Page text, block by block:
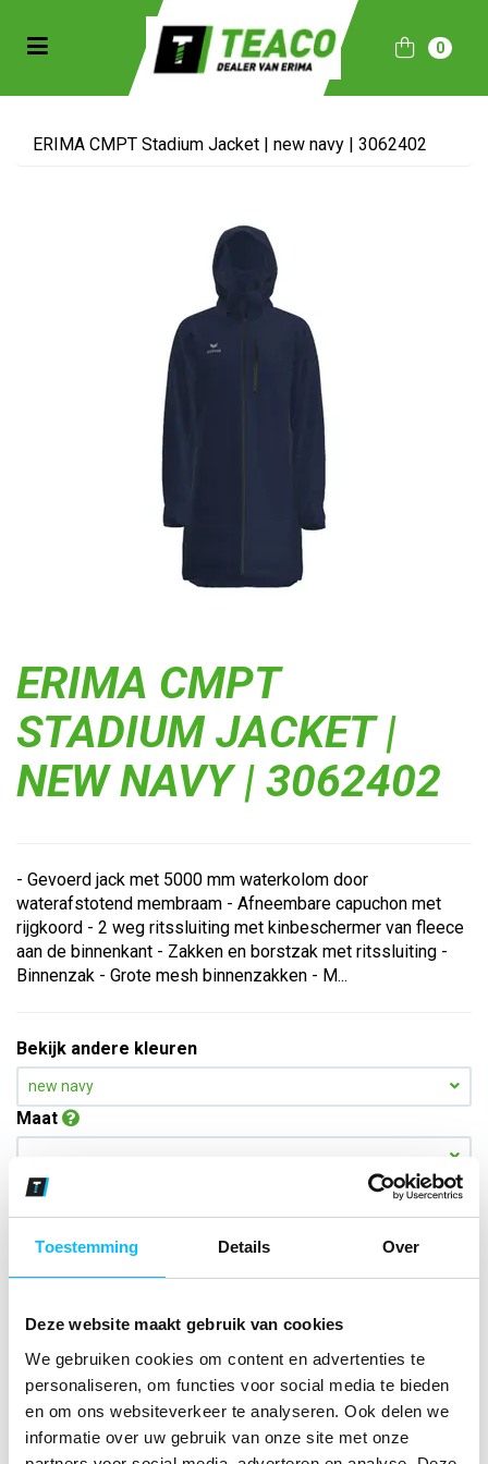
Toestemming Details Over
Deze website maakt gebruik van cookies
We gebruiken cookies om content en advertenties te
personaliseren, om functies voor social media te bieden
en om ons websiteverkeer te analyseren. Ook delen we
informatie over uw gebruik van onze site met onze
(Sportkleding)
(Collecties)
Toggle navigation 0
ERIMA CMPT Stadium Jacket | new navy | 3062402
ERIMA CMPT
STADIUM JACKET |
NEW NAVY | 3062402
- Gevoerd jack met 5000 mm waterkolom door
waterafstotend membraam - Afneembare capuchon met
rijgkoord - 2 weg ritssluiting met kinbeschermer van fleece
aan de binnenkant - Zakken en borstzak met ritssluiting -
Binnenzak - Grote mesh binnenzakken - M...
Bekijk andere kleuren
new navy
Maat
Aantal
*Gratis verzending vanaf €150,- exclusief BTW
€ 77,36 € 99,17excl BTW
€ 93 ,60 incl BTW